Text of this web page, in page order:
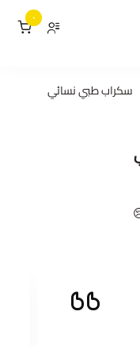
٠
سكراب طبي نسائي